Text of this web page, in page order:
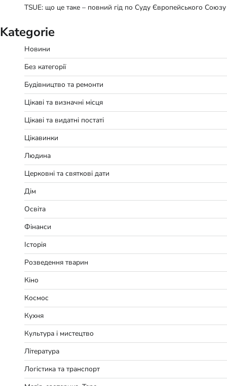
TSUE: що це таке – повний гід по Суду Європейського Союзу
Kategorie
Новини
Без категорії
Будівництво та ремонти
Цікаві та визначні місця
Цікаві та видатні постаті
Цікавинки
Людина
Церковні та святкові дати
Дім
Освіта
Фінанси
Історія
Розведення тварин
Кіно
Космос
Кухня
Культура і мистецтво
Література
Логістика та транспорт